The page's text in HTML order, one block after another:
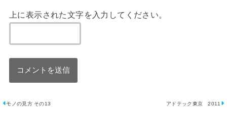
上に表示された文字を入力してください。
モノの見方 その13 アドテック東京 2011